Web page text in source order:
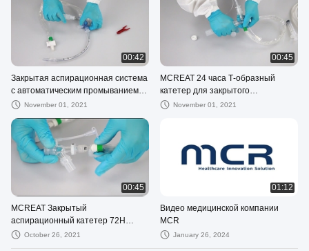
00:42
Закрытая аспирационная система
с автоматическим промыванием
72 часа - Двойной поворотный
November 01, 2021
00:45
MCREAT 24 часа Т-образный
катетер для закрытого
отсасывания
November 01, 2021
00:45
MCREAT Закрытый
аспирационный катетер 72H
Switch Show 2021
October 26, 2021
01:12
Видео медицинской компании
MCR
January 26, 2024